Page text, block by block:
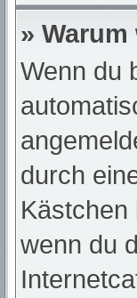
»
Wenn du
durch
Kästchen
wenn du